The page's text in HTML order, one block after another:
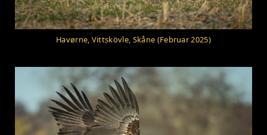
Havørne, Vittskövle, Skåne (Februar 2025)